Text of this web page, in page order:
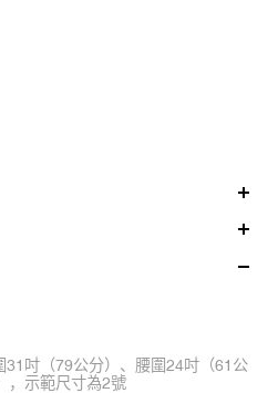
31吋（79公分）、腰圍24吋（61公
，示範尺寸為2號